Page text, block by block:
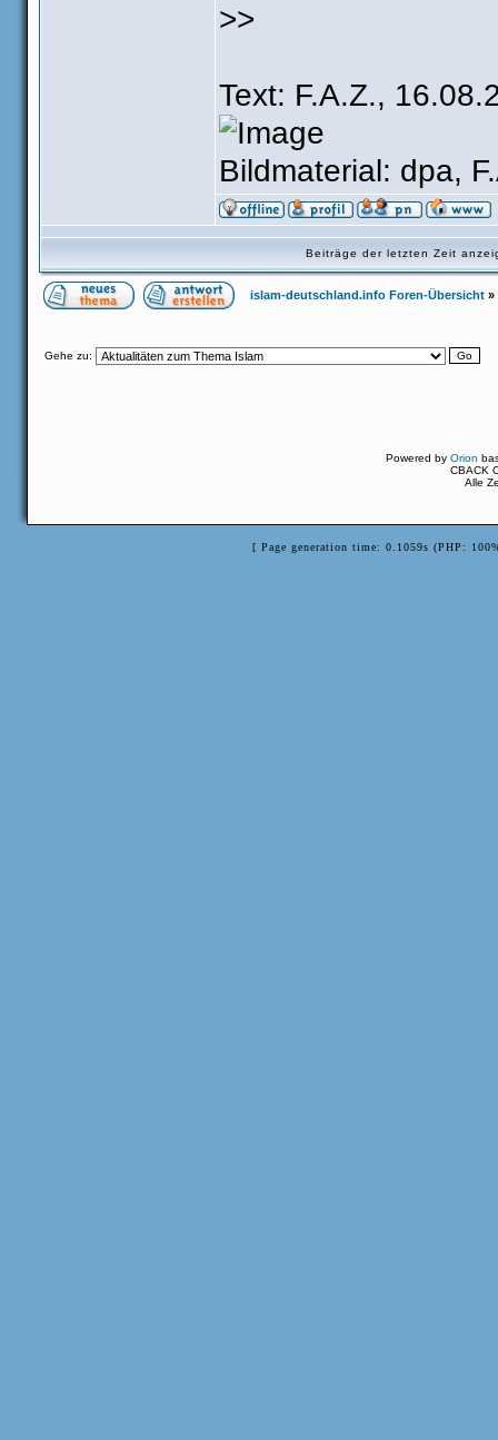
>>
Text: F.A.Z.,
Bildmaterial: dpa,
Beiträge der letzten Zeit
islam-deutschland.info Foren-Übersicht »
Gehe zu:
Powered byOrion
CBACK
Alle
[ Page generation time: 0.1059s (PHP: